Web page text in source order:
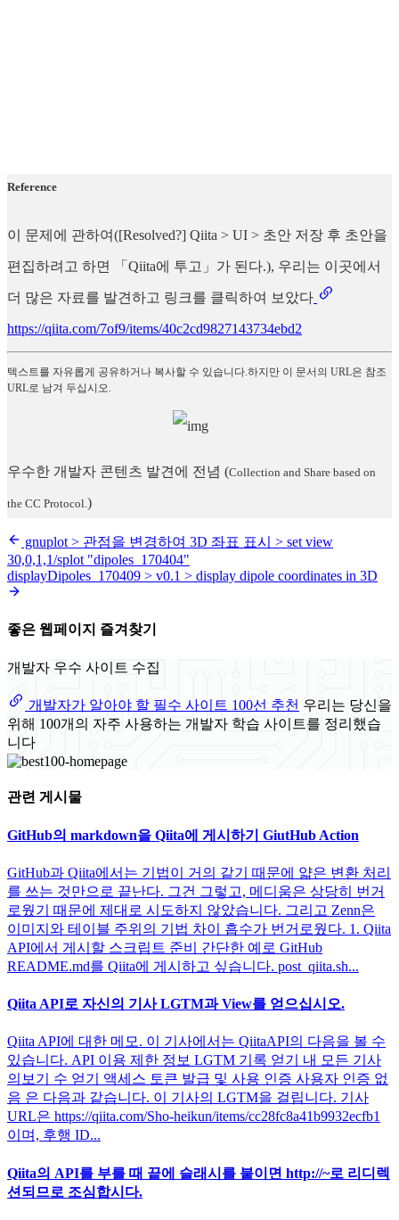
Reference
이 문제에 관하여([Resolved?] Qiita > UI > 초안 저장 후 초안을
편집하려고 하면 「Qiita에 투고」가 된다.), 우리는 이곳에서
더 많은 자료를 발견하고 링크를 클릭하여 보았다
https://qiita.com/7of9/items/40c2cd9827143734ebd2
텍스트를 자유롭게 공유하거나 복사할 수 있습니다.하지만 이 문서의 URL은 참조
URL로 남겨 두십시오.
우수한 개발자 콘텐츠 발견에 전념 (Collection and Share based on
the CC Protocol.)
gnuplot > 관점을 변경하여 3D 좌표 표시 > set view
30,0,1,1/splot "dipoles_170404"
displayDipoles_170409 > v0.1 > display dipole coordinates in 3D
좋은 웹페이지 즐겨찾기
개발자 우수 사이트 수집
개발자가 알아야 할 필수 사이트 100선 추천 우리는 당신을
위해 100개의 자주 사용하는 개발자 학습 사이트를 정리했습
니다
관련 게시물
GitHub의 markdown을 Qiita에 게시하기 GiutHub Action
GitHub과 Qiita에서는 기법이 거의 같기 때문에 얇은 변환 처리
를 쓰는 것만으로 끝난다. 그건 그렇고, 메디움은 상당히 번거
로웠기 때문에 제대로 시도하지 않았습니다. 그리고 Zenn은
이미지와 테이블 주위의 기법 차이 흡수가 번거로웠다. 1. Qiita
API에서 게시할 스크립트 준비 간단한 예로 GitHub
README.md를 Qiita에 게시하고 싶습니다. post_qiita.sh...
Qiita API로 자신의 기사 LGTM과 View를 얻으십시오.
Qiita API에 대한 메모. 이 기사에서는 QiitaAPI의 다음을 볼 수
있습니다. API 이용 제한 정보 LGTM 기록 얻기 내 모든 기사
의보기 수 얻기 액세스 토큰 발급 및 사용 인증 사용자 인증 없
음 은 다음과 같습니다. 이 기사의 LGTM을 걸립니다. 기사
URL은 https://qiita.com/Sho-heikun/items/cc28fc8a41b9932ecfb1
이며, 후행 ID...
Qiita의 API를 부를 때 끝에 슬래시를 붙이면 http://~로 리디렉
션되므로 조심합시다.